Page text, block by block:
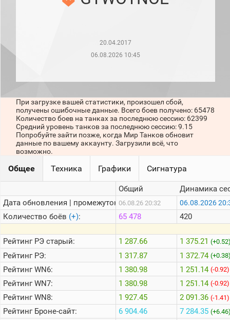
месяц)
сессии)
Кланы
Статистика
стримеров
Онлайн
Цветовая
шкала
Теlegram
ВК
Портал
Мира
Танков
20.04.2017
06.08.2026 10:45
При загрузке вашей статистики, произошел сбой,
получены ошибочные данные. Всего боев получено: 65478
Количество боев на танках за последнюю сессию: 62399
Средний уровень танков за последнюю сессию: 9.15
Попробуйте зайти позже, когда Мир Танков обновит
данные по вашему аккаунту. Загрузили всё, что
возможно.
Общее Техника Графики Сигнатура
Дата обновления | промежуток:
Количество боёв (+):
РейтингРЭ старый:
РейтингРЭ:
РейтингWN6:
РейтингWN7:
РейтингWN8:
РейтингБроне-сайт:
Общий
06.08.26 20:32
65 478
1 287.66
1 317.87
1 380.98
1 380.98
1 927.45
6 904.46
Динамика
06.08.2026
420
1 375.21
1 372.74
1 251.14 (-0.92)
1 251.14 (-0.92)
2 091.36 (-1.41)
7 284.35